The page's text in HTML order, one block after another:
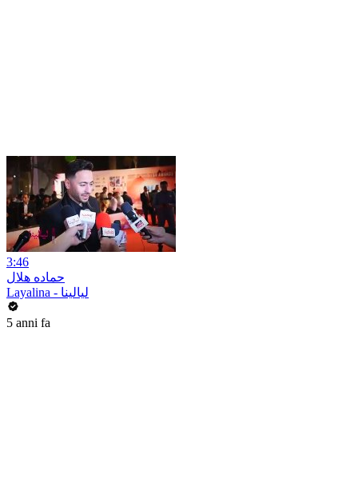
3:46
حماده هلال
Layalina - ليالينا
5 anni fa